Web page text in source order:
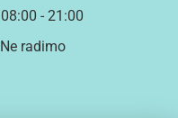
- 21:00
radimo